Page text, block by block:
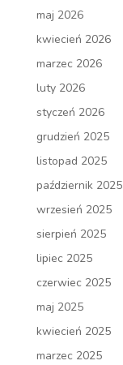
maj 2026
kwiecień 2026
marzec 2026
luty 2026
styczeń 2026
grudzień 2025
listopad 2025
październik 2025
wrzesień 2025
sierpień 2025
lipiec 2025
czerwiec 2025
maj 2025
kwiecień 2025
marzec 2025